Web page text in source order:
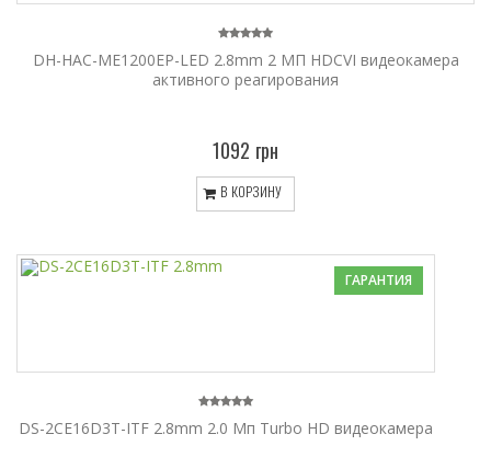
DH-HAC-ME1200EP-LED 2.8mm 2 МП HDCVI видеокамера
активного реагирования
1092 грн
В КОРЗИНУ
ГАРАНТИЯ
DS-2CE16D3T-ITF 2.8mm 2.0 Мп Turbo HD видеокамера